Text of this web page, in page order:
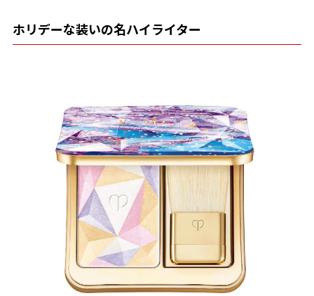
ホリデーな装いの名ハイライター